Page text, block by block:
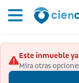
Este inmueble
Mira otras